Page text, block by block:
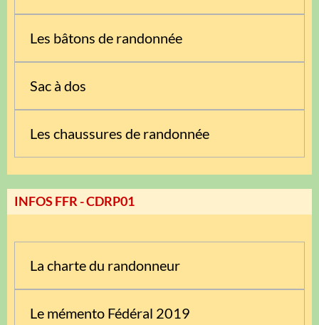
Les bâtons de randonnée
Sac à dos
Les chaussures de randonnée
INFOS FFR - CDRP01
La charte du randonneur
Le mémento Fédéral 2019